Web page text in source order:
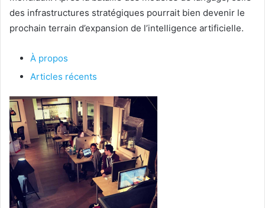
des infrastructures stratégiques pourrait bien devenir le
prochain terrain d’expansion de l’intelligence artificielle.
À propos
Articles récents